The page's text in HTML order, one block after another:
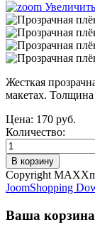
Жесткая
макетах.
Цена: 170 руб.
Количество:
Copyright
JoomShopping
Ваша